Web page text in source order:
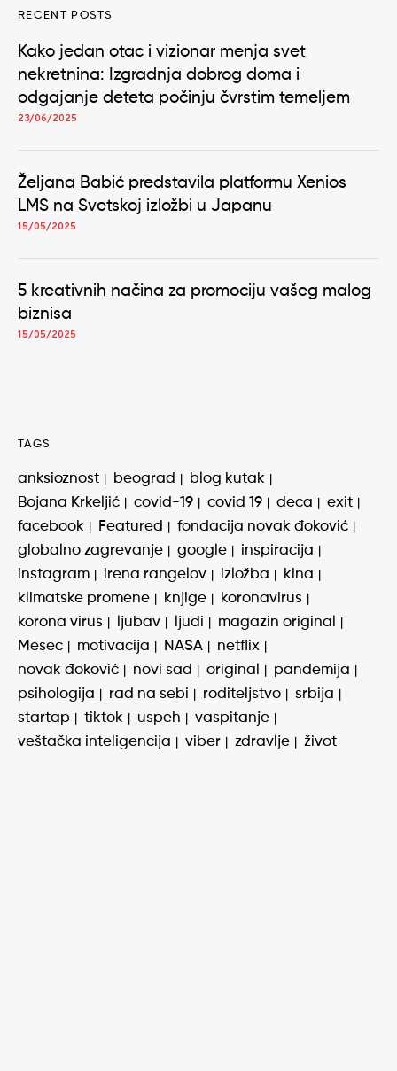
RECENT POSTS
Kako jedan otac i vizionar menja svet
nekretnina: Izgradnja dobrog doma i
odgajanje deteta počinju čvrstim temeljem
23/06/2025
Željana Babić predstavila platformu Xenios
LMS na Svetskoj izložbi u Japanu
15/05/2025
5 kreativnih načina za promociju vašeg malog
biznisa
15/05/2025
TAGS
anksioznost beograd
blog kutak
Bojana Krkeljić
covid-19 covid 19 deca
exit
facebook
Featured
fondacija novak đoković
globalno zagrevanje
google
inspiracija
instagram
irena rangelov izložba
kina
klimatske promene
knjige
koronavirus
korona virus
ljubav ljudi
magazin original
Mesec
motivacija NASA
netflix
novak đoković
novi sad original
pandemija
psihologija
rad na sebi roditeljstvo
srbija
startap
tiktok uspeh
vaspitanje
veštačka inteligencija
viber zdravlje život